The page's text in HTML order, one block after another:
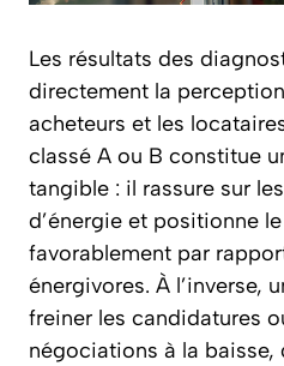
Les résultats des
directement la
acheteurs et les
classé A ou B constitue
tangible : il rassure sur
d’énergie et positionne
favorablement par
énergivores. À l’inverse,
freiner les candidatures
négociations à la baisse,